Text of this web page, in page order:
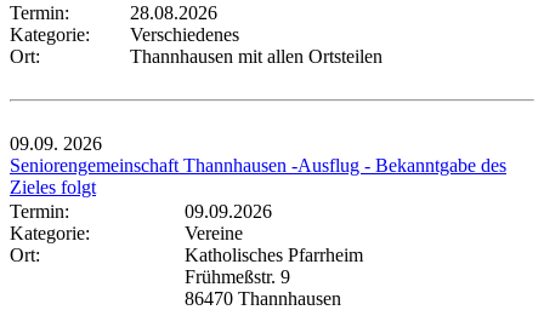
Termin:
28.08.2026
Kategorie:
Verschiedenes
Ort:
Thannhausen mit allen Ortsteilen
09.09. 2026
Seniorengemeinschaft Thannhausen -Ausflug - Bekanntgabe des
Zieles folgt
Termin:
09.09.2026
Kategorie:
Vereine
Ort:
Katholisches Pfarrheim
Frühmeßstr. 9
86470 Thannhausen